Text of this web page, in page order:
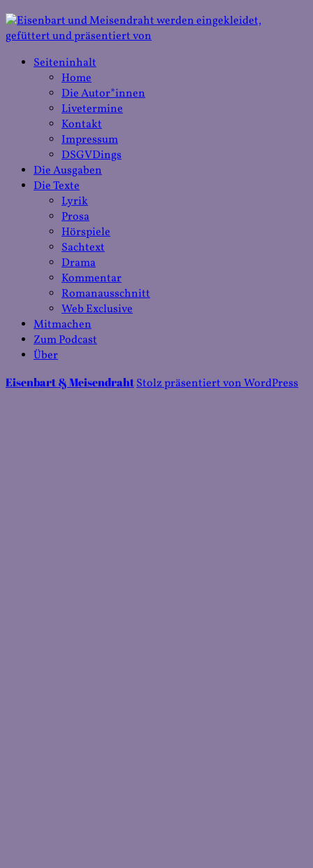
Seiteninhalt
Home
Die Autor*innen
Livetermine
Kontakt
Impressum
DSGVDings
Die Ausgaben
Die Texte
Lyrik
Prosa
Hörspiele
Sachtext
Drama
Kommentar
Romanausschnitt
Web Exclusive
Mitmachen
Zum Podcast
Über
Eisenbart & MeisendrahtStolz präsentiert von WordPress